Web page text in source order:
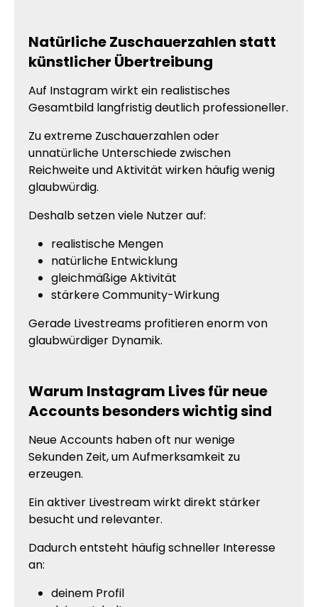
Natürliche Zuschauerzahlen statt
künstlicher Übertreibung
Auf Instagram wirkt ein realistisches
Gesamtbild langfristig deutlich professioneller.
Zu extreme Zuschauerzahlen oder
unnatürliche Unterschiede zwischen
Reichweite und Aktivität wirken häufig wenig
glaubwürdig.
Deshalb setzen viele Nutzer auf:
realistische Mengen
natürliche Entwicklung
gleichmäßige Aktivität
stärkere Community-Wirkung
Gerade Livestreams profitieren enorm von
glaubwürdiger Dynamik.
Warum Instagram Lives für neue
Accounts besonders wichtig sind
Neue Accounts haben oft nur wenige
Sekunden Zeit, um Aufmerksamkeit zu
erzeugen.
Ein aktiver Livestream wirkt direkt stärker
besucht und relevanter.
Dadurch entsteht häufig schneller Interesse
an:
deinem Profil